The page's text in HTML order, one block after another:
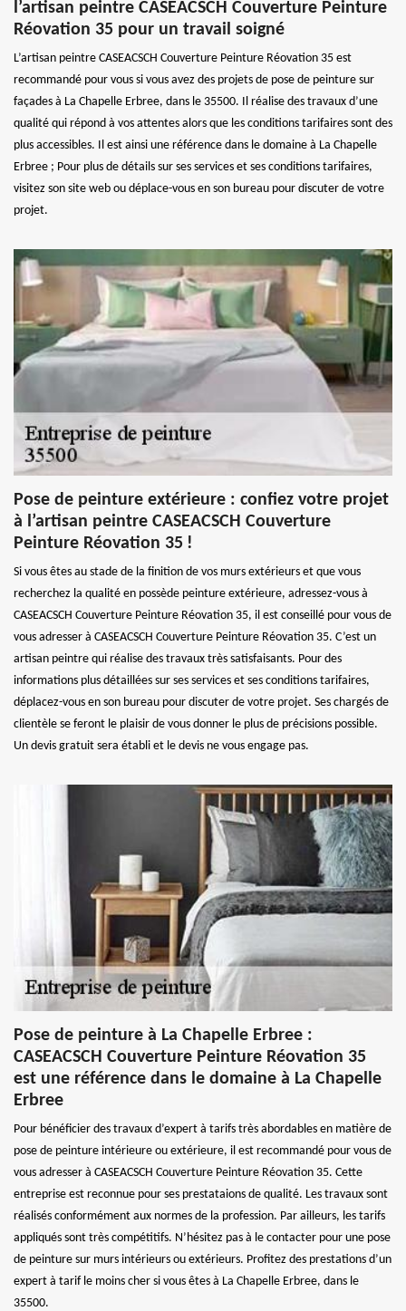
l’artisan peintre CASEACSCH Couverture Peinture
Réovation 35 pour un travail soigné
L’artisan peintre CASEACSCH Couverture Peinture Réovation 35 est
recommandé pour vous si vous avez des projets de pose de peinture sur
façades à La Chapelle Erbree, dans le 35500. Il réalise des travaux d’une
qualité qui répond à vos attentes alors que les conditions tarifaires sont des
plus accessibles. Il est ainsi une référence dans le domaine à La Chapelle
Erbree ; Pour plus de détails sur ses services et ses conditions tarifaires,
visitez son site web ou déplace-vous en son bureau pour discuter de votre
projet.
Pose de peinture extérieure : confiez votre projet
à l’artisan peintre CASEACSCH Couverture
Peinture Réovation 35 !
Si vous êtes au stade de la finition de vos murs extérieurs et que vous
recherchez la qualité en possède peinture extérieure, adressez-vous à
CASEACSCH Couverture Peinture Réovation 35, il est conseillé pour vous de
vous adresser à CASEACSCH Couverture Peinture Réovation 35. C’est un
artisan peintre qui réalise des travaux très satisfaisants. Pour des
informations plus détaillées sur ses services et ses conditions tarifaires,
déplacez-vous en son bureau pour discuter de votre projet. Ses chargés de
clientèle se feront le plaisir de vous donner le plus de précisions possible.
Un devis gratuit sera établi et le devis ne vous engage pas.
Pose de peinture à La Chapelle Erbree :
CASEACSCH Couverture Peinture Réovation 35
est une référence dans le domaine à La Chapelle
Erbree
Pour bénéficier des travaux d’expert à tarifs très abordables en matière de
pose de peinture intérieure ou extérieure, il est recommandé pour vous de
vous adresser à CASEACSCH Couverture Peinture Réovation 35. Cette
entreprise est reconnue pour ses prestataions de qualité. Les travaux sont
réalisés conformément aux normes de la profession. Par ailleurs, les tarifs
appliqués sont très compétitifs. N’hésitez pas à le contacter pour une pose
de peinture sur murs intérieurs ou extérieurs. Profitez des prestations d’un
expert à tarif le moins cher si vous êtes à La Chapelle Erbree, dans le
35500.